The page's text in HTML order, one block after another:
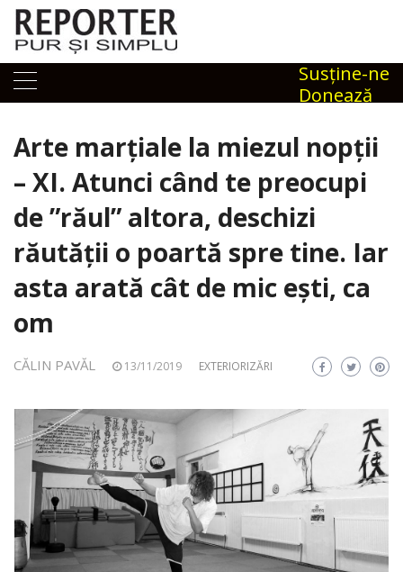
Skip
content
Susţine-ne
Donează
Arte marțiale la miezul nopții
– XI. Atunci când te preocupi
de ”răul” altora, deschizi
răutății o poartă spre tine. Iar
asta arată cât de mic ești, ca
om
CĂLIN PAVĂL 13/11/2019 EXTERIORIZĂRI